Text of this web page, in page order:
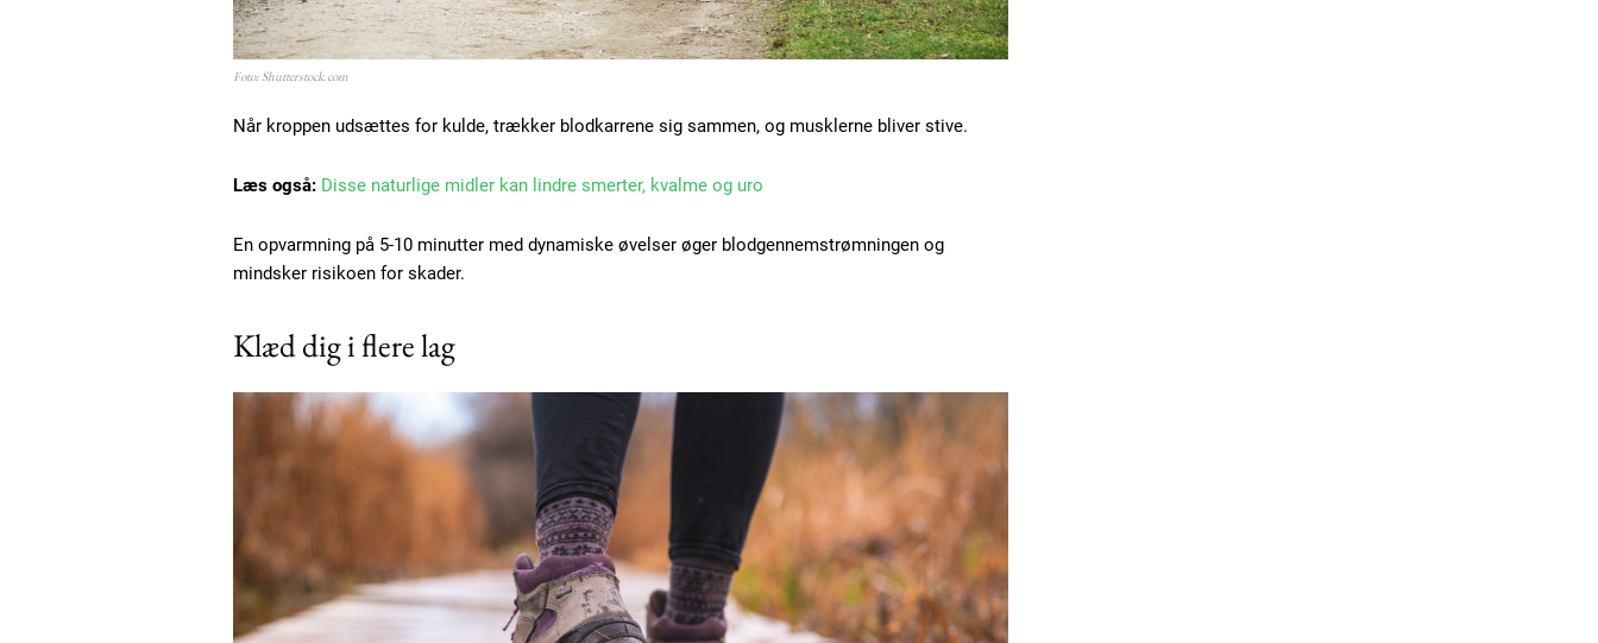
Praesent euismod ac
Ut mollis pellentesque tortor
Nullam eu erat condimentum
Praesent euismod ac
Ut mollis pellentesque tortor
Donec quis est ac felis
Foto: Shutterstock.com
Når kroppen udsættes for kulde, trækker blodkarrene sig sammen, og musklerne bliver stive.
Læs også: Disse naturlige midler kan lindre smerter, kvalme og uro
En opvarmning på 5-10 minutter med dynamiske øvelser øger blodgennemstrømningen og
mindsker risikoen for skader.
Klæd dig i flere lag